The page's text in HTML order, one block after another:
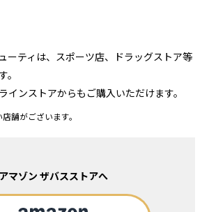
ーティは、スポーツ店、ドラッグストア等
インストアからもご購入いただけます。
舗がございます。
アマゾン ザバスストアへ